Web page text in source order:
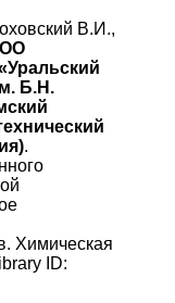
В.И.,
Б.Н.
.
Химическая
ID: